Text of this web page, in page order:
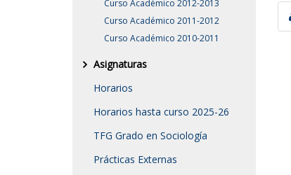
Curso Académico 2012-2013
Curso Académico 2011-2012
Curso Académico 2010-2011
Asignaturas
Horarios
Horarios hasta curso 2025-26
TFG Grado en Sociología
Prácticas Externas